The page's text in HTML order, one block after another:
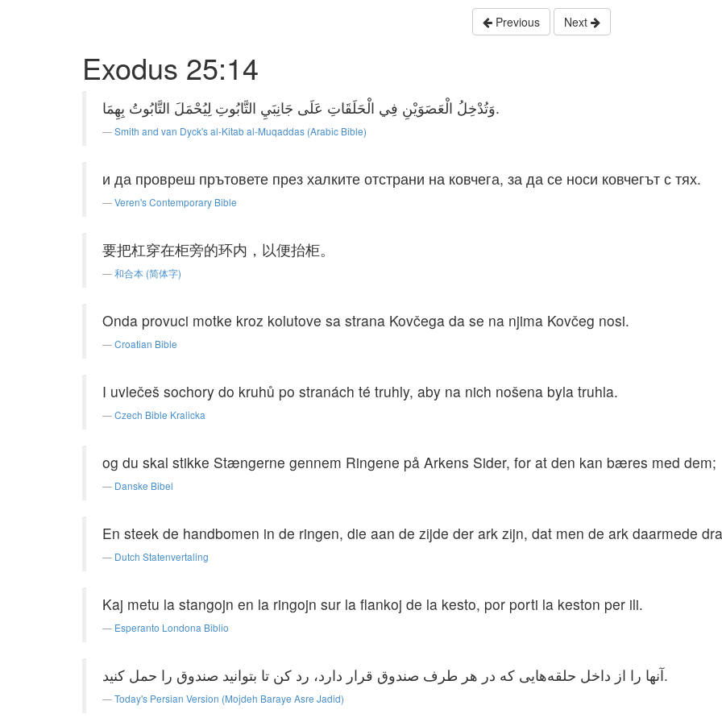
Previous Next
Exodus 25:14
وَتُدْخِلُ الْعَصَوَيْنِ فِي الْحَلَقَاتِ عَلَى جَانِبَيِ التَّابُوتِ لِيُحْمَلَ التَّابُوتُ بِهِمَا.
Smith and van Dyck's al-Kitab al-Muqaddas (Arabic Bible)
и да провреш прътовете през халките отстрани на ковчега, за да се носи ковчегът с тях.
Veren's Contemporary Bible
要把杠穿在柜旁的环内，以便抬柜。
和合本 (简体字)
Onda provuci motke kroz kolutove sa strana Kovčega da se na njima Kovčeg nosi.
Croatian Bible
I uvlečeš sochory do kruhů po stranách té truhly, aby na nich nošena byla truhla.
Czech Bible Kralicka
og du skal stikke Stængerne gennem Ringene på Arkens Sider, for at den kan bæres med dem;
Danske Bibel
En steek de handbomen in de ringen, die aan de zijde der ark zijn, dat men de ark daarmede
Dutch Statenvertaling
Kaj metu la stangojn en la ringojn sur la flankoj de la kesto, por porti la keston per ili.
Esperanto Londona Biblio
آنها را از داخل حلقه‌هایی که در هر طرف صندوق قرار دارد، رد کن تا بتوانید صندوق را حمل کنید.
Today's Persian Version (Mojdeh Baraye Asre Jadid)